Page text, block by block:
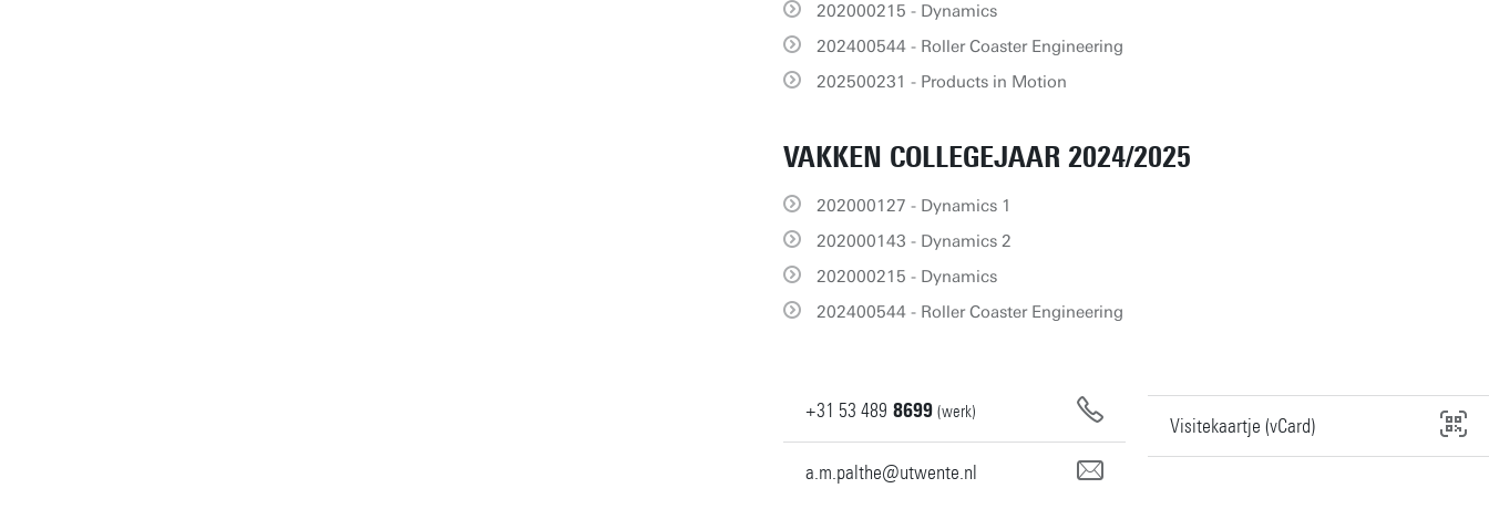
202000215 - Dynamics
202400544 - Roller Coaster Engineering
202500231 - Products in Motion
VAKKEN COLLEGEJAAR 2024/2025
202000127 - Dynamics 1
202000143 - Dynamics 2
202000215 - Dynamics
202400544 - Roller Coaster Engineering
+31 53 489 8699 (werk)
a.m.palthe@utwente.nl
Visitekaartje (vCard)